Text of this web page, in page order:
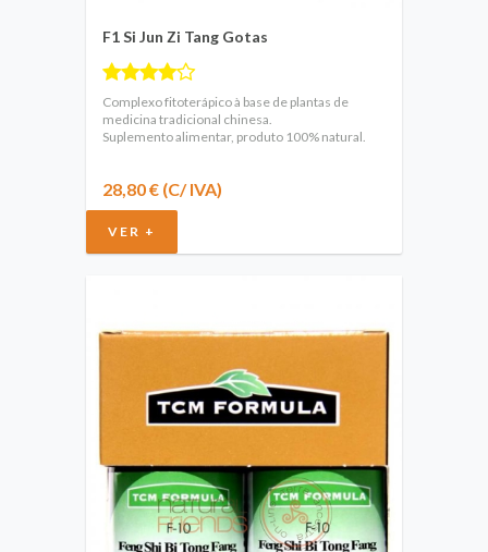
F1 Si Jun Zi Tang Gotas
Complexo fitoterápico à base de plantas de
medicina tradicional chinesa.
Suplemento alimentar, produto 100% natural.
28,80 € (C/ IVA)
VER +